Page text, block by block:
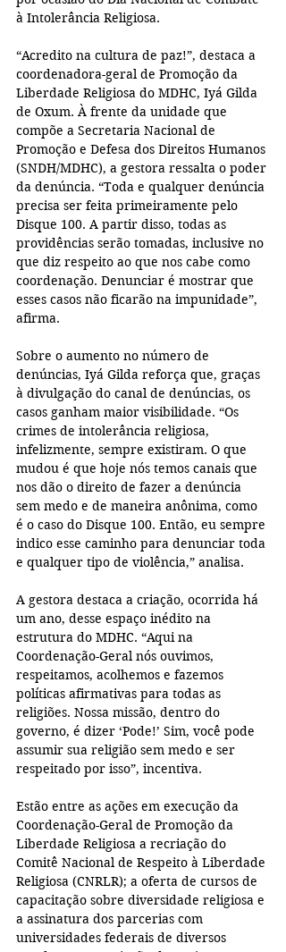
à Intolerância Religiosa.
“Acredito na cultura de paz!”, destaca a
coordenadora-geral de Promoção da
Liberdade Religiosa do MDHC, Iyá Gilda
de Oxum. À frente da unidade que
compõe a Secretaria Nacional de
Promoção e Defesa dos Direitos Humanos
(SNDH/MDHC), a gestora ressalta o poder
da denúncia. “Toda e qualquer denúncia
precisa ser feita primeiramente pelo
Disque 100. A partir disso, todas as
providências serão tomadas, inclusive no
que diz respeito ao que nos cabe como
coordenação. Denunciar é mostrar que
esses casos não ficarão na impunidade”,
afirma.
Sobre o aumento no número de
denúncias, Iyá Gilda reforça que, graças
à divulgação do canal de denúncias, os
casos ganham maior visibilidade. “Os
crimes de intolerância religiosa,
infelizmente, sempre existiram. O que
mudou é que hoje nós temos canais que
nos dão o direito de fazer a denúncia
sem medo e de maneira anônima, como
é o caso do Disque 100. Então, eu sempre
indico esse caminho para denunciar toda
e qualquer tipo de violência,” analisa.
A gestora destaca a criação, ocorrida há
um ano, desse espaço inédito na
estrutura do MDHC. “Aqui na
Coordenação-Geral nós ouvimos,
respeitamos, acolhemos e fazemos
políticas afirmativas para todas as
religiões. Nossa missão, dentro do
governo, é dizer ‘Pode!’ Sim, você pode
assumir sua religião sem medo e ser
respeitado por isso”, incentiva.
Estão entre as ações em execução da
Coordenação-Geral de Promoção da
Liberdade Religiosa a recriação do
Comitê Nacional de Respeito à Liberdade
Religiosa (CNRLR); a oferta de cursos de
capacitação sobre diversidade religiosa e
a assinatura dos parcerias com
universidades federais de diversos